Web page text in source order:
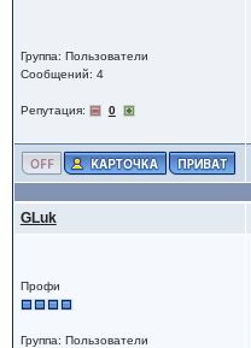
Группа: Пользователи
Сообщений: 4
Репутация: 0
GLuk
Профи
Группа: Пользователи